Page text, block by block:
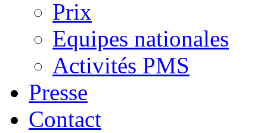
Prix
Equipes nationales
Activités PMS
Presse
Contact